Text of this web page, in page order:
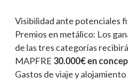
Visibilidad ante potenciales
Premios en metálico: Los
de las tres categorías
MAPFRE 30.000€ en
Gastos de viaje y